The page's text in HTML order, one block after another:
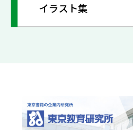
イラスト集